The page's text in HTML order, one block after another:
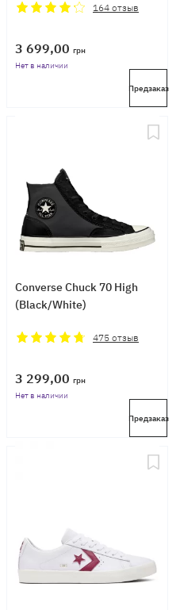
164отзыв
3 699,00 грн
Нет в наличии
Предзаказ
Converse Chuck 70 High
(Black/White)
475отзыв
3 299,00 грн
Нет в наличии
Предзаказ